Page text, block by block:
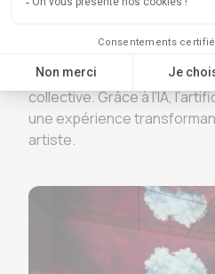
immersive. Transformant en
cérébrale scannée des
écoutent la musique,
visiteurs et s’ouvre à une
collective. Grâce à l’IA,
une expérience
artiste.